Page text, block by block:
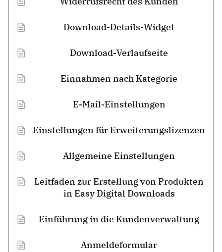
Download-Details-Widget
Download-Verlaufseite
Einnahmen nach Kategorie
E-Mail-Einstellungen
Einstellungen für Erweiterungslizenzen
Allgemeine Einstellungen
Leitfaden zur Erstellung von Produkten
in Easy Digital Downloads
Einführung in die Kundenverwaltung
Anmeldeformular